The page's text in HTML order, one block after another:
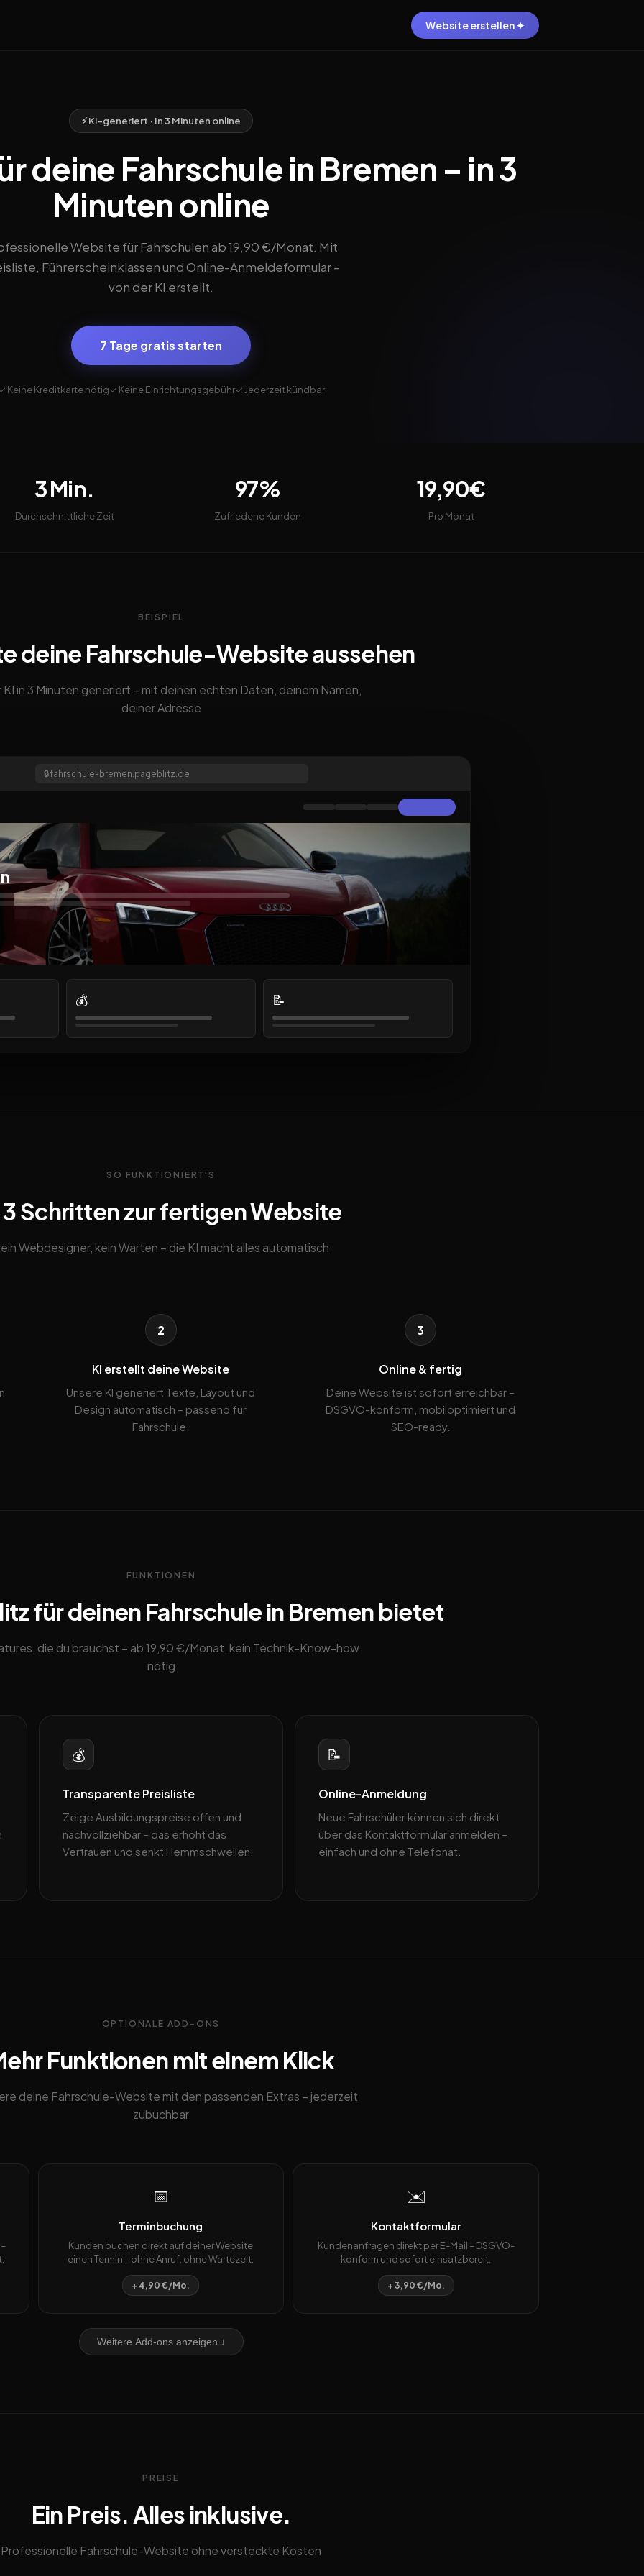
Website erstellen ✦
⚡ KI-generiert · In 3 Minuten online
deine Fahrschule in Bremen – in 3
Minuten online
Website für Fahrschulen ab 19,90 €/Monat. Mit
Führerscheinklassen und Online-Anmeldeformular –
von der KI erstellt.
7 Tage gratis starten
Keine Kreditkarte nötig✓ Keine Einrichtungsgebühr✓ Jederzeit kündbar
3 Min.
Durchschnittliche Zeit
97%
Zufriedene Kunden
19,90€
Pro Monat
BEISPIEL
deine Fahrschule-Website aussehen
KI in 3 Minuten generiert – mit deinen echten Daten, deinem Namen,
deiner Adresse
🔒fahrschule-bremen.pageblitz.de
💰 📝
SO FUNKTIONIERT'S
3 Schritten zur fertigen Website
Webdesigner, kein Warten – die KI macht alles automatisch
2
KI erstellt deine Website
Unsere KI generiert Texte, Layout und
Design automatisch – passend für
Fahrschule.
3
Online & fertig
Deine Website ist sofort erreichbar –
DSGVO-konform, mobiloptimiert und
SEO-ready.
FUNKTIONEN
für deinen Fahrschule in Bremen bietet
die du brauchst – ab 19,90 €/Monat, kein Technik-Know-how
nötig
💰
Transparente Preisliste
Zeige Ausbildungspreise offen und
nachvollziehbar – das erhöht das
Vertrauen und senkt Hemmschwellen.
📝
Online-Anmeldung
Neue Fahrschüler können sich direkt
über das Kontaktformular anmelden –
einfach und ohne Telefonat.
OPTIONALE ADD-ONS
Funktionen mit einem Klick
deine Fahrschule-Website mit den passenden Extras – jederzeit
zubuchbar
📅
Terminbuchung
Kunden buchen direkt auf deiner Website
einen Termin – ohne Anruf, ohne Wartezeit.
+ 4,90 €/Mo.
✉️
Kontaktformular
Kundenanfragen direkt per E-Mail – DSGVO-
konform und sofort einsatzbereit.
+ 3,90 €/Mo.
Weitere Add-ons anzeigen ↓
PREISE
Ein Preis. Alles inklusive.
Professionelle Fahrschule-Website ohne versteckte Kosten